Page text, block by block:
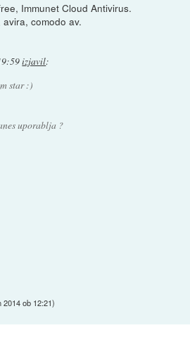
Immunet Cloud Antivirus.
comodo av.
izjavil:
star :)
uporablja ?
2014 ob 12:21)